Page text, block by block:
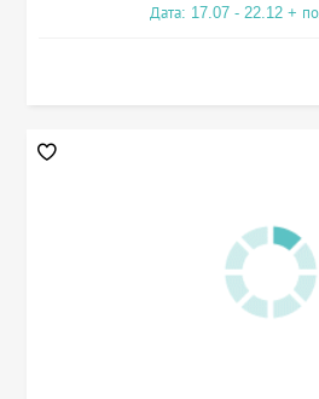
Дата: 17.07 - 22.12 +